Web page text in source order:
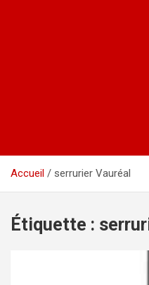
Accueil serrurier Vauréal
Étiquette :